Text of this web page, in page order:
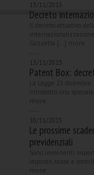
13/11/2015
Decreto
Il decreto attuativo
Gazzetta [...] more
13/11/2015
Patent Box:
La Legge 23
introdotto uno
more
10/11/2015
Le prossime
previdenziali
Sono imminenti
imposte, tasse e
more